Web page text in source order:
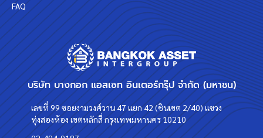
บริษัท บางกอก แอสเซท อินเตอร์กรุ๊ป จำกัด (มหาชน)
เลขที่ 99 ซอยงามวงศ์วาน 47 แยก 42 (ชินเขต 2/40) แขวง
ทุ่งสองห้อง เขตหลักสี่ กรุงเทพมหานคร 10210
FAQ